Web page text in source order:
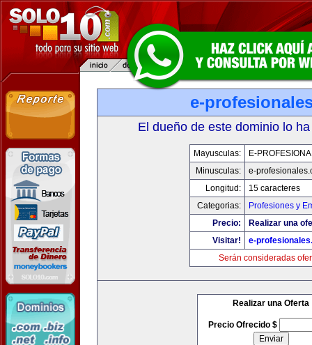
e-
El dueño de este dominio lo
Mayusculas:
E-
Minusculas:
e-
Longitud:
15 caracteres
Categorias:
Profesiones y
Precio:
Realizar una
Visitar!
e-
Serán consideradas
Realizar una Oferta
Precio Ofrecido $